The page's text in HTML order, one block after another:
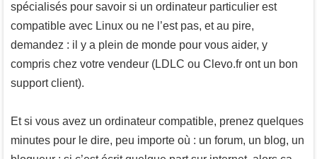
spécialisés pour savoir si un ordinateur particulier est
compatible avec Linux ou ne l’est pas, et au pire,
demandez : il y a plein de monde pour vous aider, y
compris chez votre vendeur (LDLC ou Clevo.fr ont un bon
support client).
Et si vous avez un ordinateur compatible, prenez quelques
minutes pour le dire, peu importe où : un forum, un blog, un